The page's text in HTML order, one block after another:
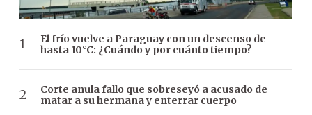
El frío vuelve a Paraguay con un descenso de
hasta 10°C: ¿Cuándo y por cuánto tiempo?
Corte anula fallo que sobreseyó a acusado de
matar a su hermana y enterrar cuerpo